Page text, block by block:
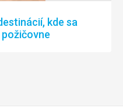
kde sa